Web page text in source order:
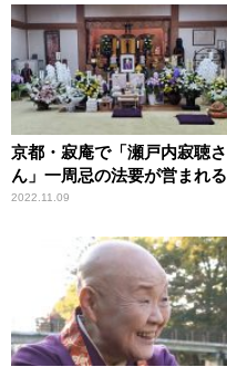
京都・寂庵で「瀬戸内寂聴さ
ん」一周忌の法要が営まれる
2022.11.09